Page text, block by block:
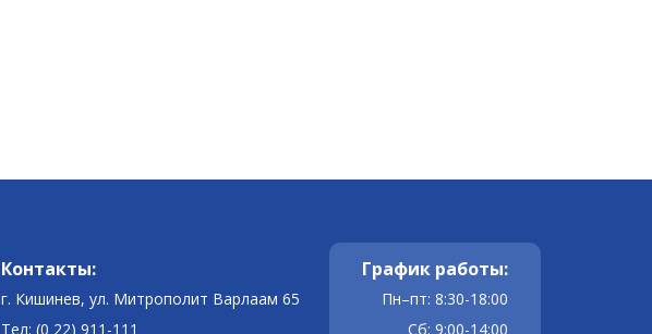
Контакты:
г. Кишинев, ул. Митрополит Варлаам 65
Тел: (0 22) 911-111
График работы:
Пн–пт: 8:30-18:00
Сб: 9:00-14:00